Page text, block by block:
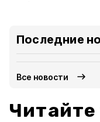
Последние
Все новости